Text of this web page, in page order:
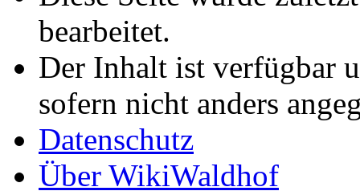
bearbeitet.
Der Inhalt ist verfügbar
sofern nicht anders
Datenschutz
Über WikiWaldhof